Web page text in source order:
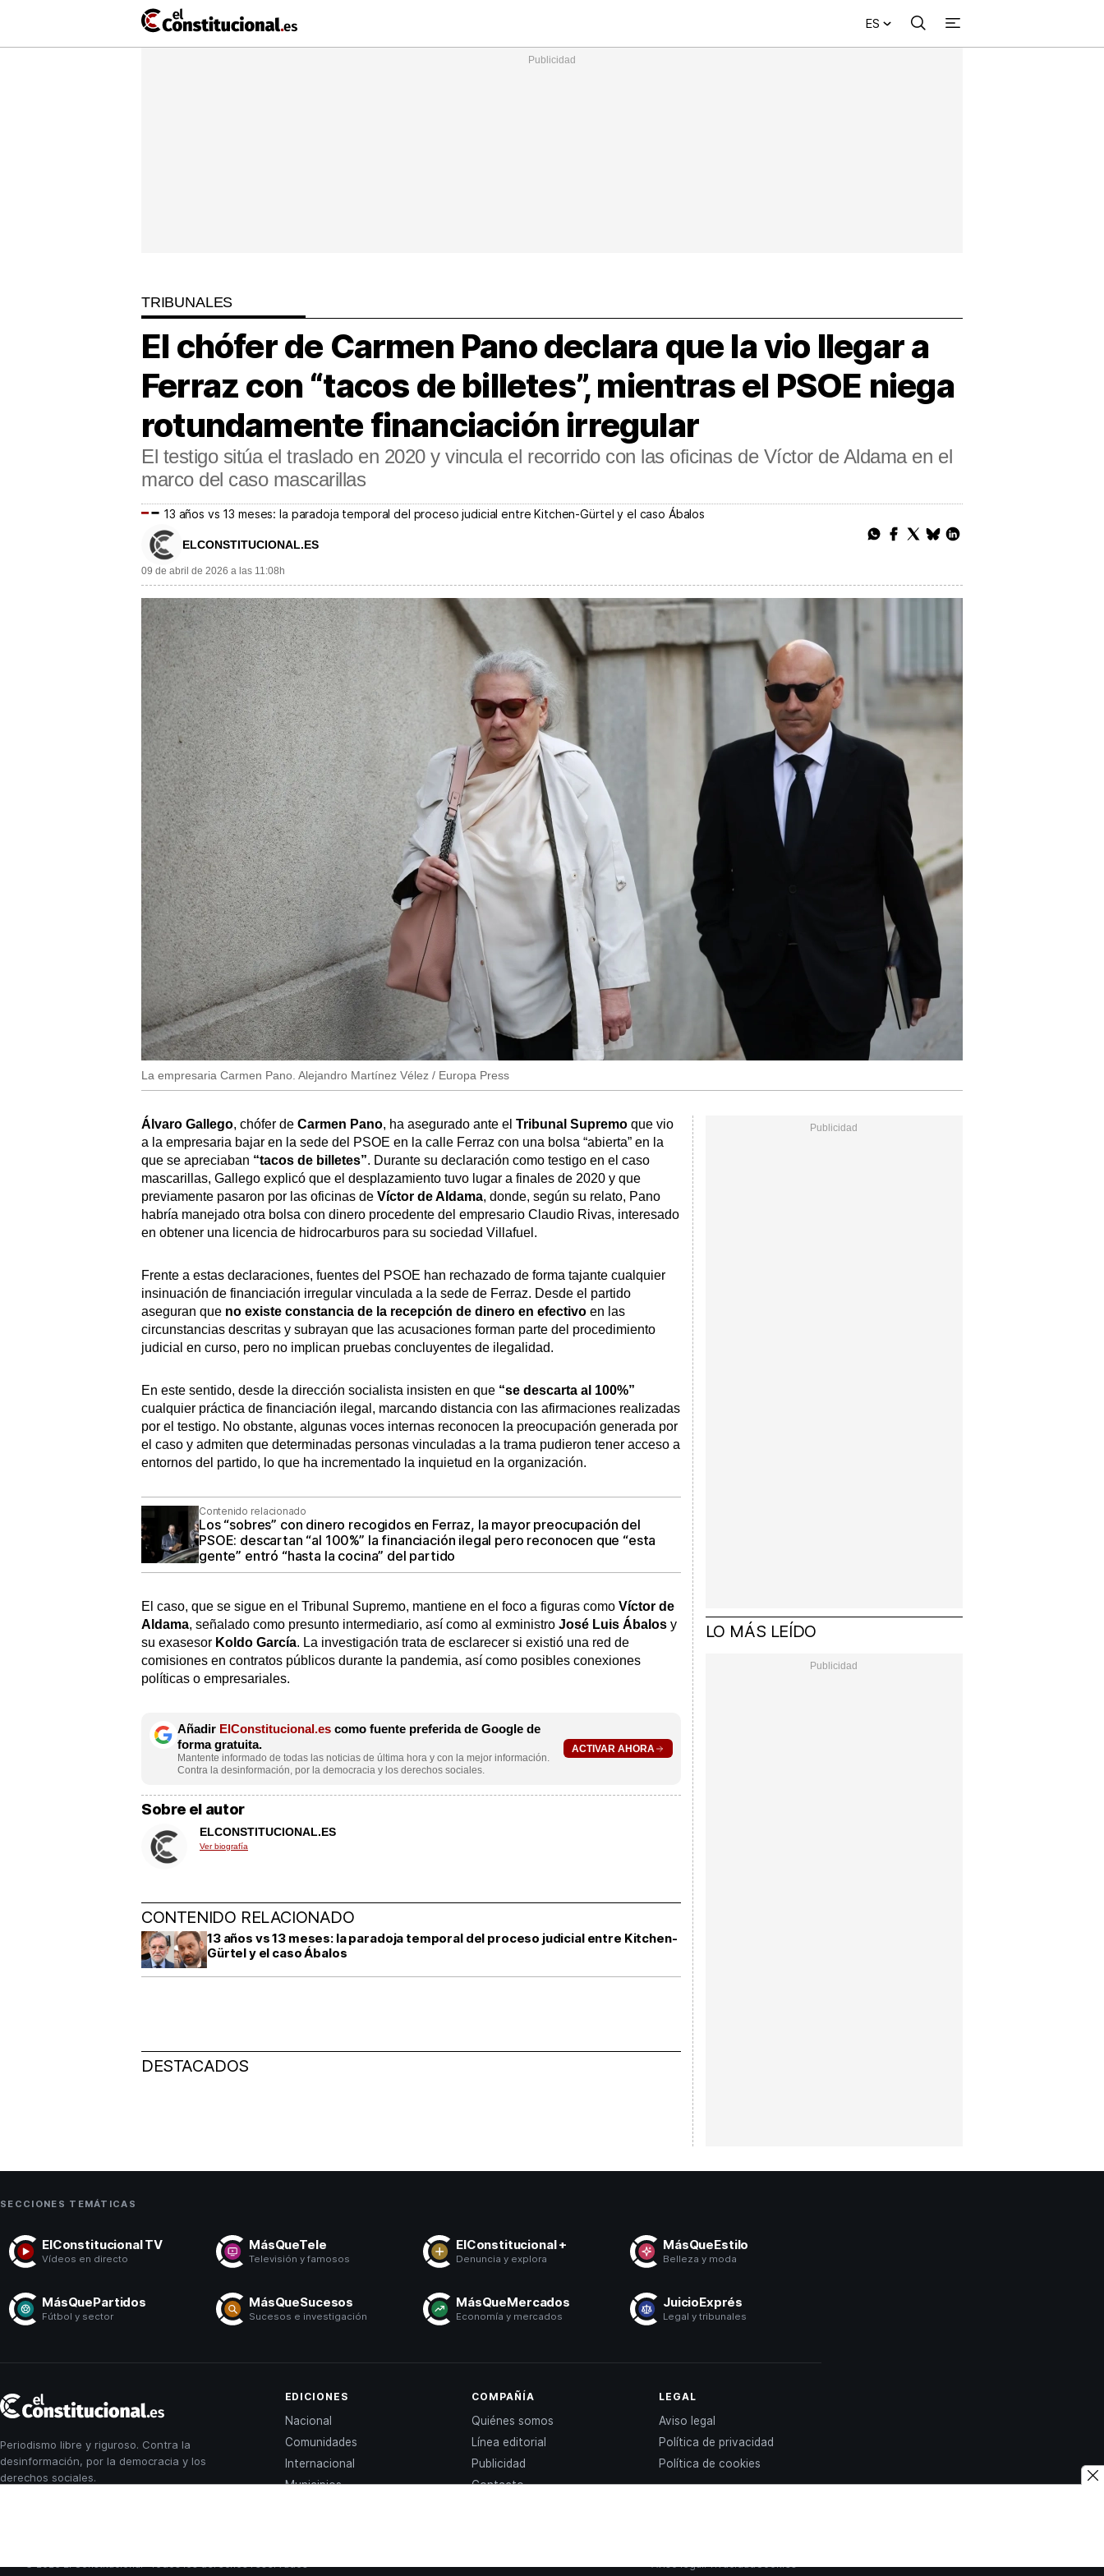
Nacional
ES Buscar
TRIBUNALES
El chófer de Carmen Pano declara que la vio llegar a
Ferraz con “tacos de billetes”, mientras el PSOE niega
rotundamente financiación irregular
El testigo sitúa el traslado en 2020 y vincula el recorrido con las oficinas de Víctor de Aldama en el
marco del caso mascarillas
13 años vs 13 meses: la paradoja temporal del proceso judicial entre Kitchen-Gürtel y el caso Ábalos
ELCONSTITUCIONAL.ES
09 de abril de 2026 a las 11:08h
La empresaria Carmen Pano. Alejandro Martínez Vélez / Europa Press
Álvaro Gallego, chófer de Carmen Pano, ha asegurado ante el Tribunal Supremo que vio
a la empresaria bajar en la sede del PSOE en la calle Ferraz con una bolsa “abierta” en la
que se apreciaban “tacos de billetes”. Durante su declaración como testigo en el caso
mascarillas, Gallego explicó que el desplazamiento tuvo lugar a finales de 2020 y que
previamente pasaron por las oficinas de Víctor de Aldama, donde, según su relato, Pano
habría manejado otra bolsa con dinero procedente del empresario Claudio Rivas, interesado
en obtener una licencia de hidrocarburos para su sociedad Villafuel.
Frente a estas declaraciones, fuentes del PSOE han rechazado de forma tajante cualquier
insinuación de financiación irregular vinculada a la sede de Ferraz. Desde el partido
aseguran que no existe constancia de la recepción de dinero en efectivo en las
circunstancias descritas y subrayan que las acusaciones forman parte del procedimiento
judicial en curso, pero no implican pruebas concluyentes de ilegalidad.
En este sentido, desde la dirección socialista insisten en que “se descarta al 100%”
cualquier práctica de financiación ilegal, marcando distancia con las afirmaciones realizadas
por el testigo. No obstante, algunas voces internas reconocen la preocupación generada por
el caso y admiten que determinadas personas vinculadas a la trama pudieron tener acceso a
entornos del partido, lo que ha incrementado la inquietud en la organización.
Contenido relacionado
Los “sobres” con dinero recogidos en Ferraz, la mayor preocupación del
PSOE: descartan “al 100%” la financiación ilegal pero reconocen que “esta
gente” entró “hasta la cocina” del partido
El caso, que se sigue en el Tribunal Supremo, mantiene en el foco a figuras como Víctor de
Aldama, señalado como presunto intermediario, así como al exministro José Luis Ábalos y
su exasesor Koldo García. La investigación trata de esclarecer si existió una red de
comisiones en contratos públicos durante la pandemia, así como posibles conexiones
políticas o empresariales.
Añadir ElConstitucional.es como fuente preferida de Google de
forma gratuita.
Mantente informado de todas las noticias de última hora y con la mejor información.
Contra la desinformación, por la democracia y los derechos sociales.
ACTIVAR AHORA
Sobre el autor
ELCONSTITUCIONAL.ES
Ver biografía
CONTENIDO RELACIONADO
13 años vs 13 meses: la paradoja temporal del proceso judicial entre Kitchen-
Gürtel y el caso Ábalos
DESTACADOS
LO MÁS LEÍDO
SECCIONES TEMÁTICAS
ElConstitucional TV
Vídeos en directo
MásQueTele
Televisión y famosos
ElConstitucional +
Denuncia y explora
MásQueEstilo
Belleza y moda
MásQuePartidos
Fútbol y sector
MásQueSucesos
Sucesos e investigación
MásQueMercados
Economía y mercados
JuicioExprés
Legal y tribunales
Constitucional
Periodismo libre y riguroso. Contra la
desinformación, por la democracia y los
derechos sociales.
EDICIONES
Nacional
Comunidades
Internacional
Municipios
COMPAÑÍA
Quiénes somos
Línea editorial
Publicidad
Contacto
LEGAL
Aviso legal
Política de privacidad
Política de cookies
© 2026 El Constitucional · Todos los derechos reservados Aviso legalPrivacidadCookies